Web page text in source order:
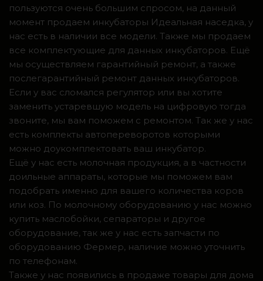
пользуются очень большим спросом, на данный
момент продаем инкубаторы Идеальная наседка, у
нас есть в наличии все модели. Также мы продаем
все комплектующие для данных инкубаторов. Ещё
мы осуществляем гарантийный ремонт, а также
послегарантийный ремонт данных инкубаторов.
Если у вас сломался регулятор или вы хотите
заменить устаревшую модель на цифровую тогда
звоните, мы вам поможем с ремонтом. Так же у нас
есть комплекты автопереворотов которыми
можно доукомплектовать ваш инкубатор.
Ещё у нас есть молочная продукция, а в частности
доильные аппараты, которые мы поможем вам
подобрать именно для вашего количества коров
или коз. По молочному оборудованию у нас можно
купить маслобойки, сепараторы и другое
оборудование, так же у нас есть запчасти по
оборудованию Фермер, наличие можно уточнить
по телефонам.
Также у нас появились в продаже товары для дома